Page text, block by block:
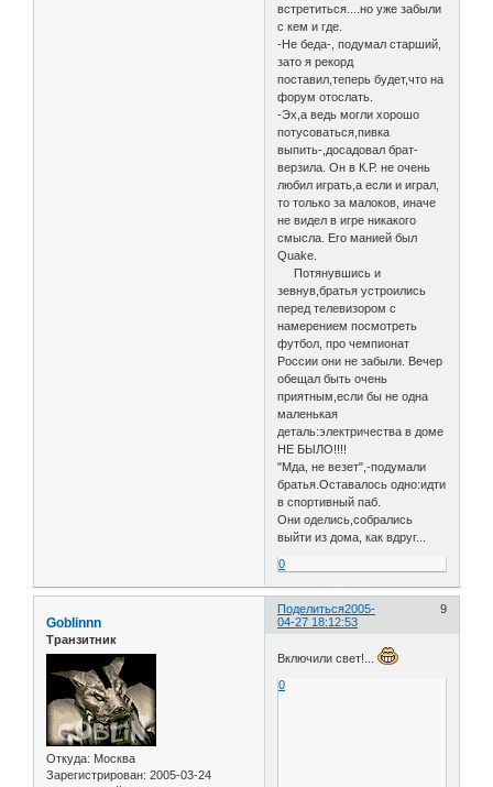
встретиться....но уже забыли
с кем и где.
-Не беда-, подумал старший,
зато я рекорд
поставил,теперь будет,что на
форум отослать.
-Эх,а ведь могли хорошо
потусоваться,пивка
выпить-,досадовал брат-
верзила. Он в К.Р. не очень
любил играть,а если и играл,
то только за малоков, иначе
не видел в игре никакого
смысла. Его манией был
Quake.
Потянувшись и
зевнув,братья устроились
перед телевизором с
намерением посмотреть
футбол, про чемпионат
России они не забыли. Вечер
обещал быть очень
приятным,если бы не одна
маленькая
деталь:электричества в доме
НЕ БЫЛО!!!!
"Мда, не везет",-подумали
братья.Оставалось одно:идти
в спортивный паб.
Они оделись,собрались
выйти из дома, как вдруг...
0
Поделиться 9
2005-
04-27 18:12:53
Goblinnn
Транзитник
Откуда: Москва
Зарегистрирован: 2005-03-24
Включили свет!...
0